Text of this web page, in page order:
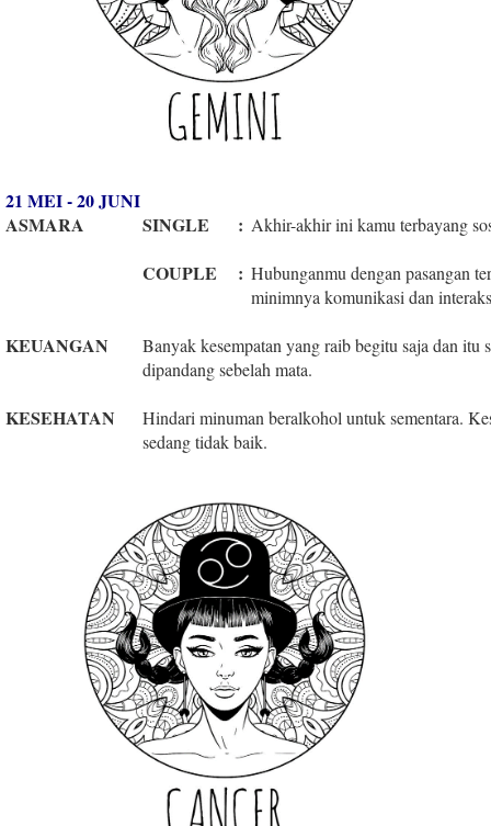
21 MEI - 20 JUNI
ASMARA
SINGLE : Akhir-akhir ini kamu terbayang
COUPLE : Hubunganmu dengan pasangan
minimnya komunikasi dan
KEUANGAN
Banyak kesempatan yang raib begitu saja dan itu
dipandang sebelah mata.
KESEHATAN
Hindari minuman beralkohol untuk sementara.
sedang tidak baik.